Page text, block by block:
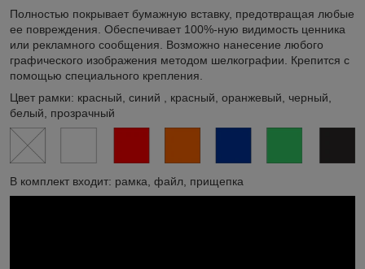
Полностью покрывает бумажную вставку, предотвращая любые
ее повреждения. Обеспечивает 100%-ную видимость ценника
или рекламного сообщения. Возможно нанесение любого
графического изображения методом шелкографии. Крепится с
помощью специального крепления.
Цвет рамки: красный, синий , красный, оранжевый, черный,
белый, прозрачный
В комплект входит: рамка, файл, прищепка